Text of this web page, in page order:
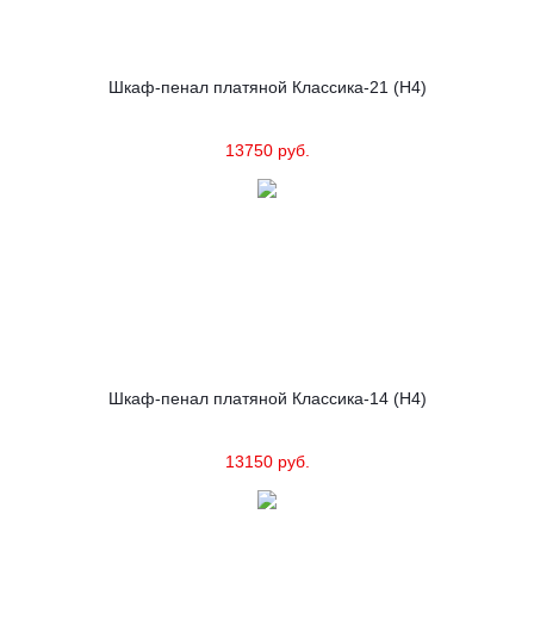
Шкаф-пенал платяной Классика-21 (Н4)
13750 руб.
Шкаф-пенал платяной Классика-14 (Н4)
13150 руб.